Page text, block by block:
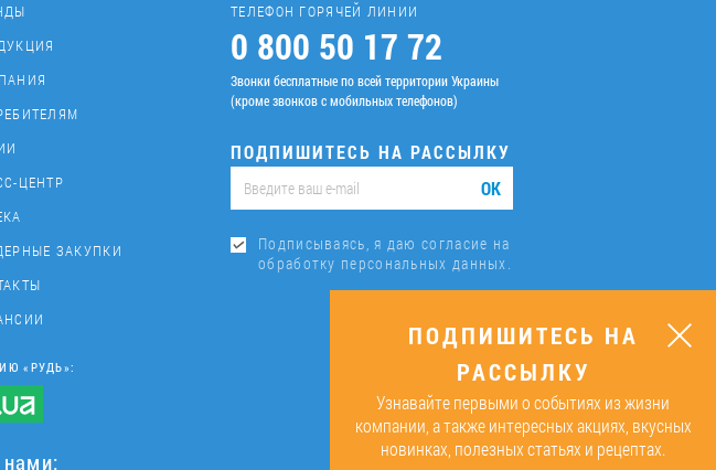
ЦЕНТР
ЗАКУПКИ
ТЕЛЕФОН ГОРЯЧЕЙ ЛИНИИ
0 800 50 17 72
Звонки бесплатные по всей территории Украины
(кроме звонков с мобильных телефонов)
ПОДПИШИТЕСЬ НА РАССЫЛКУ
ОК
Подписываясь, я даю согласие на
обработку персональных данных.
«РУДЬ»:
ПОДПИШИТЕСЬ НА
РАССЫЛКУ
Узнавайте первыми о событиях из жизни
компании, а также интересных акциях, вкусных
новинках, полезных статьях и рецептах.